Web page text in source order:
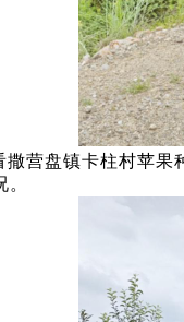
撒营盘镇卡柱村苹